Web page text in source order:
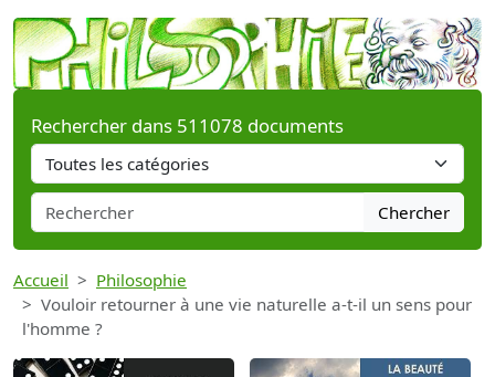
Rechercher dans 511078 documents
Chercher
Accueil
Philosophie
Vouloir retourner à une vie naturelle a-t-il un sens pour
l'homme ?